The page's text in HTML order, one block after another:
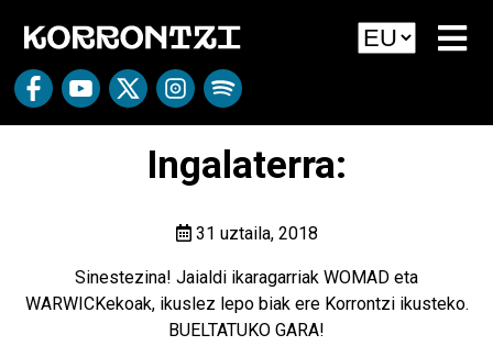
Ingalaterra:
31 uztaila, 2018
Sinestezina! Jaialdi ikaragarriak WOMAD eta
WARWICKekoak, ikuslez lepo biak ere Korrontzi ikusteko.
BUELTATUKO GARA!